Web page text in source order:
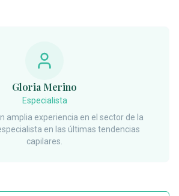
Gloria Merino
Especialista
amplia experiencia en el sector de la
en las últimas tendencias
capilares.